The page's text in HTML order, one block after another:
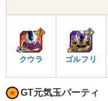
クウラ ゴルフリ
GT元気玉パーティ